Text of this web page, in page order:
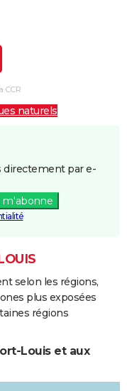
2 j Oui
CCR
naturels
directement par e-
m'abonne
selon les régions,
plus exposées
régions
Louis et aux